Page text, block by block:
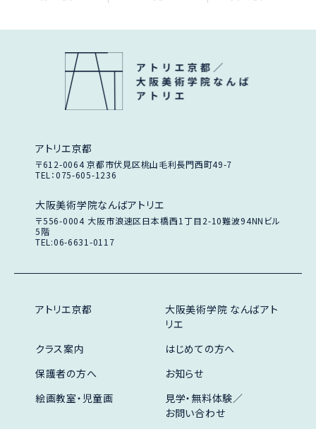
アトリエ京都
〒612-0064京都市伏見区桃山毛利長門西町49-7
TEL：075-605-1236
大阪美術学院なんばアトリエ
〒556-0004 大阪市浪速区日本橋西1丁目2-10難波94NNビル
5階
TEL:06-6631-0117
アトリエ京都
大阪美術学院 なんばアト
リエ
クラス案内
はじめての方へ
保護者の方へ
お知らせ
絵画教室・児童画
見学・無料体験／
お問い合わせ